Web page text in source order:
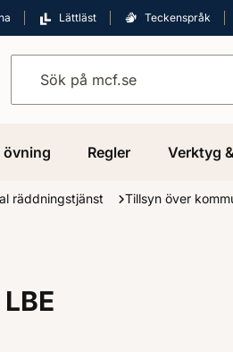
Lättläst Teckenspråk
övning Regler Verktyg
räddningstjänst
Tillsyn över